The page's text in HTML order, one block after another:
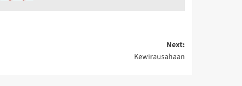
Next:
Kewirausahaan